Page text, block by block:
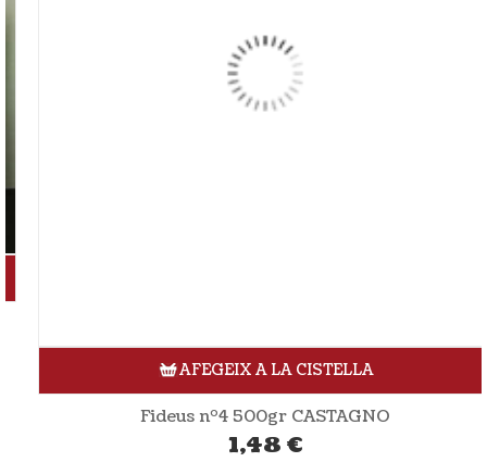
AFEGEIX A LA CISTELLA
Fideus nº4 500gr CASTAGNO
1,48€